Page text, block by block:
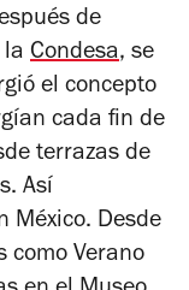
de
la Condesa, se
el concepto
cada fin de
terrazas de
Así
México. Desde
como Verano